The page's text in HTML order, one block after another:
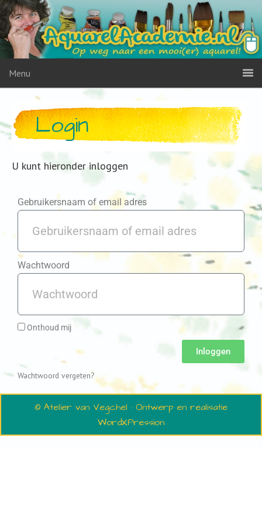
Menu
Login
U kunt hieronder inloggen
Gebruikersnaam of email adres
Wachtwoord
Onthoud mij
Inloggen
Wachtwoord vergeten?
© Atelier van Vegchel · Ontwerp en realisatie
WordXPression